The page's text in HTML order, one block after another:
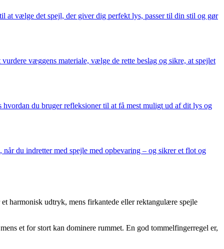
at vælge det spejl, der giver dig perfekt lys, passer til din stil og gør
væggens materiale, vælge de rette beslag og sikre, at spejlet
du bruger refleksioner til at få mest muligt ud af dit lys og
du indretter med spejle med opbevaring – og sikrer et flot og
harmonisk udtryk, mens firkantede eller rektangulære spejle
et for stort kan dominere rummet. En god tommelfingerregel er,